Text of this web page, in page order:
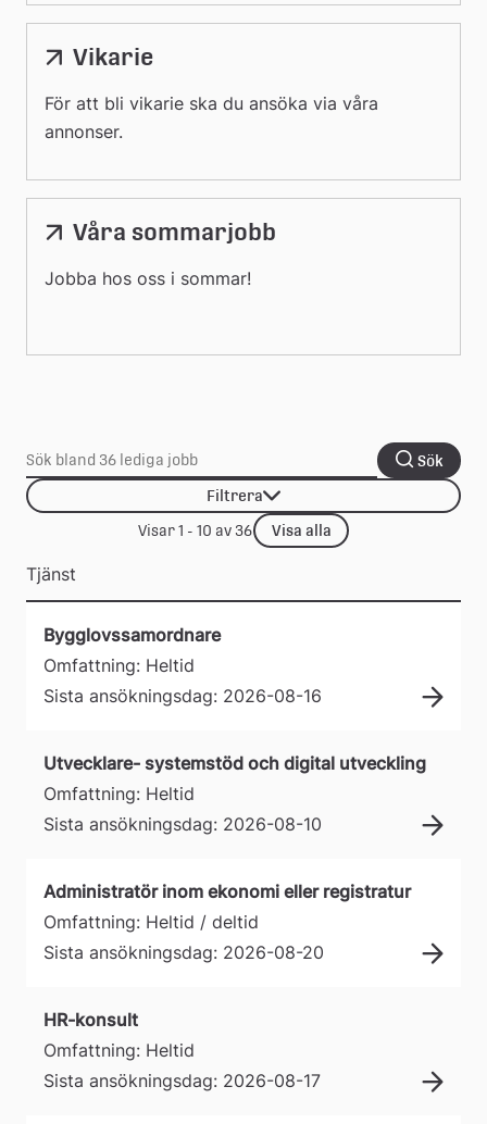
Vikarie
För att bli vikarie ska du ansöka via våra
annonser.
Våra sommarjobb
Jobba hos oss i sommar!
Sök
Filtrera
Visar 1 - 10 av 36 Visa alla
Tjänst
Bygglovssamordnare
Omfattning: Heltid
Sista ansökningsdag: 2026-08-16
Utvecklare- systemstöd och digital utveckling
Omfattning: Heltid
Sista ansökningsdag: 2026-08-10
Administratör inom ekonomi eller registratur
Omfattning: Heltid / deltid
Sista ansökningsdag: 2026-08-20
HR-konsult
Omfattning: Heltid
Sista ansökningsdag: 2026-08-17